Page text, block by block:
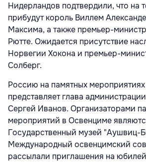
Нидерландов подтвердили, что на
прибудут король Виллем
Максима, а также премьер-
Рютте. Ожидается присутствие
Норвегии Хокона и премьер-
Солберг.
Россию на памятных
представляет глава
Сергей Иванов. Организаторами
мероприятий в Освенциме
Государственный музей "Аушвиц-
Международный освенцимский
рассылали приглашения на